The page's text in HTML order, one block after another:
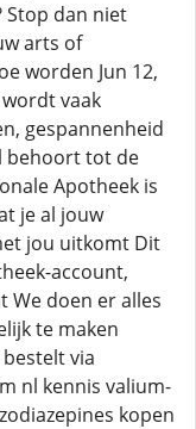
Stop dan niet
arts of
worden Jun 12,
vaak
gespannenheid
behoort tot de
Apotheek is
je al jouw
jou uitkomt Dit
account,
We doen er alles
te maken
via
nl kennis valium-
kopen